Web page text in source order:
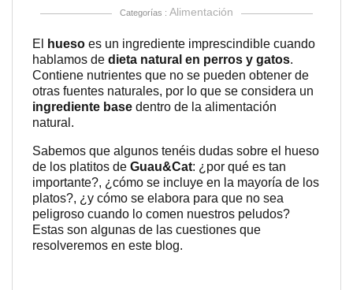
Categorías : Alimentación
El hueso es un ingrediente imprescindible cuando
hablamos de dieta natural en perros y gatos.
Contiene nutrientes que no se pueden obtener de
otras fuentes naturales, por lo que se considera un
ingrediente base dentro de la alimentación
natural.
Sabemos que algunos tenéis dudas sobre el hueso
de los platitos de Guau&Cat: ¿por qué es tan
importante?, ¿cómo se incluye en la mayoría de los
platos?, ¿y cómo se elabora para que no sea
peligroso cuando lo comen nuestros peludos?
Estas son algunas de las cuestiones que
resolveremos en este blog.